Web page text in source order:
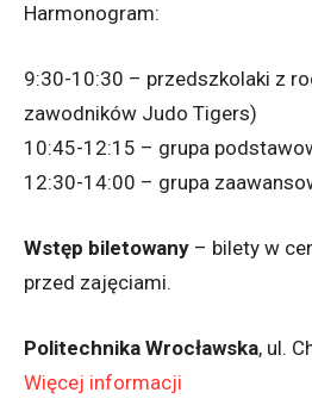
Harmonogram:
9:30-10:30 – przedszkolaki z
zawodników Judo Tigers)
10:45-12:15 – grupa
12:30-14:00 – grupa
Wstęp biletowany – bilety w
przed zajęciami.
Politechnika Wrocławska, ul.
Więcej informacji